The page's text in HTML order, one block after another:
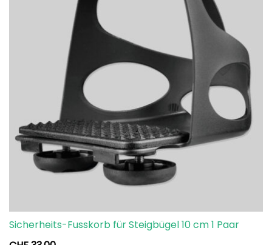
Sicherheits-Fusskorb für Steigbügel 10 cm 1 Paar